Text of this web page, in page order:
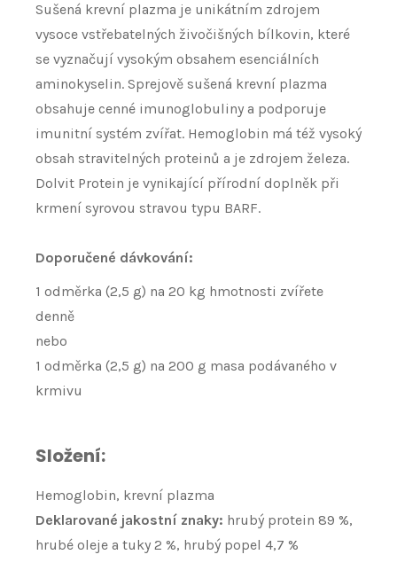
Sušená krevní plazma je unikátním zdrojem
vysoce vstřebatelných živočišných bílkovin, které
se vyznačují vysokým obsahem esenciálních
aminokyselin. Sprejově sušená krevní plazma
obsahuje cenné imunoglobuliny a podporuje
imunitní systém zvířat. Hemoglobin má též vysoký
obsah stravitelných proteinů a je zdrojem železa.
Dolvit Protein je vynikající přírodní doplněk při
krmení syrovou stravou typu BARF.
Doporučené dávkování:
1 odměrka (2,5 g) na 20 kg hmotnosti zvířete
denně
nebo
1 odměrka (2,5 g) na 200 g masa podávaného v
krmivu
Složení:
Hemoglobin, krevní plazma
Deklarované jakostní znaky: hrubý protein 89 %,
hrubé oleje a tuky 2 %, hrubý popel 4,7 %